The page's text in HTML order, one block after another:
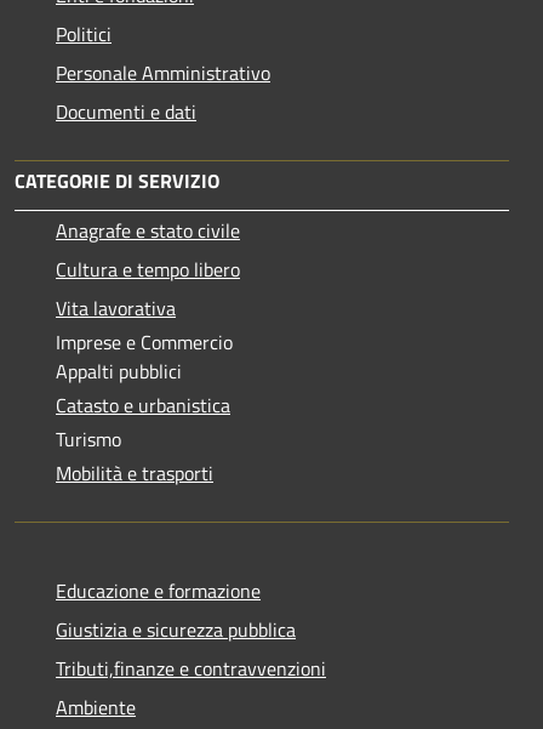
Politici
Personale Amministrativo
Documenti e dati
CATEGORIE DI SERVIZIO
Anagrafe e stato civile
Cultura e tempo libero
Vita lavorativa
Imprese e Commercio
Appalti pubblici
Catasto e urbanistica
Turismo
Mobilità e trasporti
Educazione e formazione
Giustizia e sicurezza pubblica
Tributi,finanze e contravvenzioni
Ambiente